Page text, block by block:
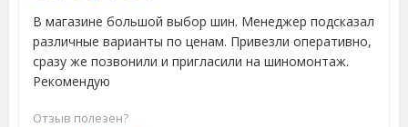
В магазине большой выбор шин. Менеджер подсказал
различные варианты по ценам. Привезли оперативно,
сразу же позвонили и пригласили на шиномонтаж.
Рекомендую
Отзыв полезен?